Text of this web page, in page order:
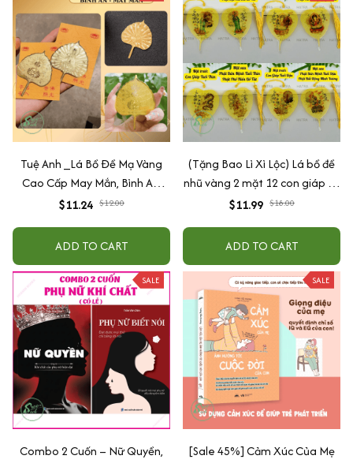
Tuệ Anh _Lá Bồ Đề Mạ Vàng
Cao Cấp May Mắn, Bình An,
Chiêu Tài Lộc
$11.24 $12.00
ADD TO CART
(Tặng Bao Lì Xì Lộc) Lá bồ đề
nhũ vàng 2 mặt 12 con giáp và
phật bản mệnh, để ốp lưng
quang
$11.99 $18.00
ADD TO CART
SALE
Combo 2 Cuốn – Nữ Quyền,
SALE
[Sale 45%] Cảm Xúc Của Mẹ